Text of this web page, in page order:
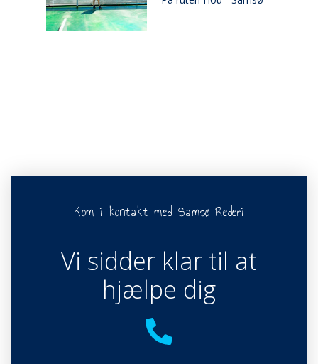
Kom i kontakt med Samsø Rederi
Vi sidder klar til at
hjælpe dig